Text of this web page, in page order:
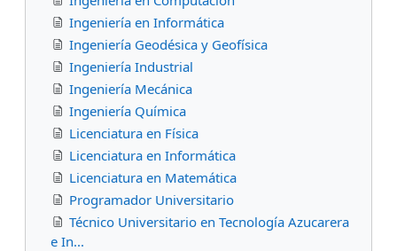
Ingeniería en Informática
Ingeniería Geodésica y Geofísica
Ingeniería Industrial
Ingeniería Mecánica
Ingeniería Química
Licenciatura en Física
Licenciatura en Informática
Licenciatura en Matemática
Programador Universitario
Técnico Universitario en Tecnología Azucarera
e In...